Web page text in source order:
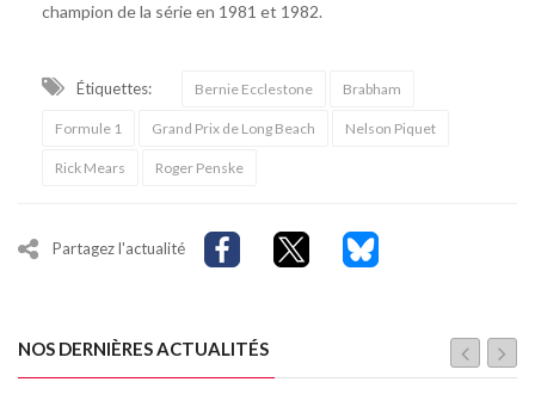
champion de la série en 1981 et 1982.
Étiquettes: Bernie Ecclestone Brabham
Formule 1 Grand Prix de Long Beach Nelson Piquet
Rick Mears Roger Penske
Partagez l'actualité
NOS DERNIÈRES ACTUALITÉS